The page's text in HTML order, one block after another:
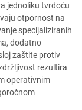
jednoliku tvrdoću
otpornost na
specijaliziranih
dodatno
zaštite protiv
rezultira
operativnim